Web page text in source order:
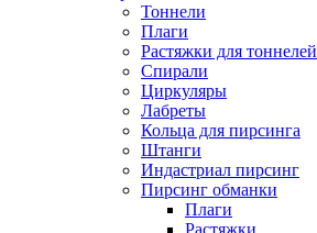
Тоннели
Плаги
Растяжки для тоннелей
Спирали
Циркуляры
Лабреты
Кольца для пирсинга
Штанги
Индастриал пирсинг
Пирсинг обманки
Плаги
Растяжки